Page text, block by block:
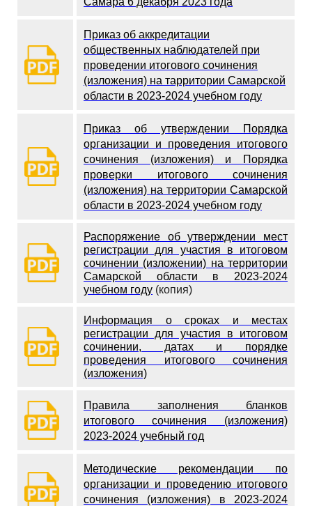
Приказ об аккредитации
общественных наблюдателей при
проведении итогового сочинения
(изложения) на тарритории Самарской
области в 2023-2024 учебном году
Приказ об утверждении Порядка
организации и проведения итогового
сочинения (изложения) и Порядка
проверки итогового сочинения
(изложения) на территории Самарской
области в 2023-2024 учебном году
Распоряжение об утверждении мест
регистрации для участия в итоговом
сочинении (изложении) на территории
Самарской области в 2023-2024
учебном году (копия)
Информация о сроках и местах
регистрации для участия в итоговом
сочинении, датах и порядке
проведения итогового сочинения
(изложения)
Правила заполнения бланков
итогового сочинения (изложения)
2023-2024 учебный год
Методические рекомендации по
организации и проведению итогового
сочинения (изложения) в 2023-2024